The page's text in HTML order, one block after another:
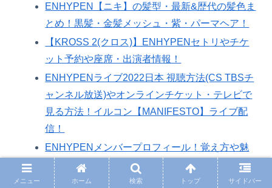
ENHYPEN【ニキ】の髪型・最新&歴代の髪色ま
とめ！黒髪・金髪メッシュ・紫・パーマヘア！
【KROSS 2(クロス)】ENHYPENセトリやチケ
ット予約や座席・出演者情報！
ENHYPENライブ2022日本 視聴方法(CS TBSチ
ャンネル放送)やオンラインチケット・テレビで
見る方法！イルコン【MANIFESTO】ライブ配
信！
ENHYPENメンバープロフィール！覚え方や魅
力&推しポイント・誕生日や本名まとめ！
【ENHYPEN】GGU GGU PACKAGEの予約購入
メニュー ホーム 検索 トップ サイドバー